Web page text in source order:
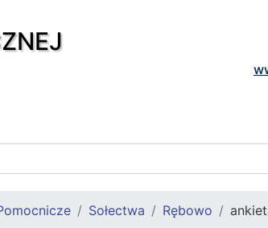
Sołectwa Rębowo